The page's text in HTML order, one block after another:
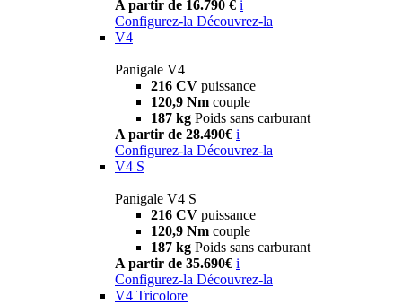
A partir de 16.790 € i
Configurez-la Découvrez-la
V4
Panigale V4
216 CV puissance
120,9 Nm couple
187 kg Poids sans carburant
A partir de 28.490€ i
Configurez-la Découvrez-la
V4 S
Panigale V4 S
216 CV puissance
120,9 Nm couple
187 kg Poids sans carburant
A partir de 35.690€ i
Configurez-la Découvrez-la
V4 Tricolore